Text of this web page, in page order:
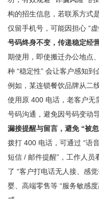
构的招生信息，若联系方式
仅留手机号，可能因担心 “虚
号码终身不变，传递稳定经
期使用，即使搬迁办公地点
种 “稳定性” 会让客户感知
例如，某连锁餐饮品牌从二
使用原 400 电话，老客户无
号码沟通，避免因号码变动
漏接提醒与留言，避免 “被
拨打 400 电话，可通过 “语
短信 / 邮件提醒”，工作人员
了 “客户打电话无人接、感
婴、高端零售等 “服务敏感